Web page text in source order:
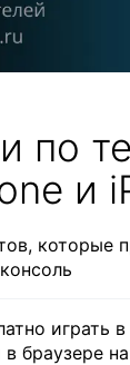
по
и
которые
играть
в браузере